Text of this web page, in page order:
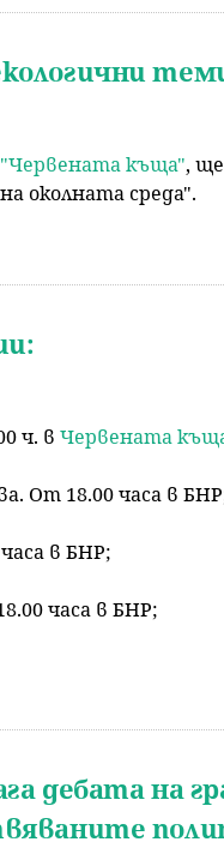
къща",
околната среда".
ч. в Червената
От 18.00 часа в
в БНР;
часа в БНР;
дебатa на